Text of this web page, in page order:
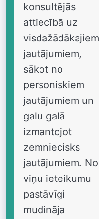
konsultējās
attiecībā uz
visdažādākajiem
jautājumiem,
sākot no
personiskiem
jautājumiem un
galu galā
izmantojot
zemniecisks
jautājumiem. No
viņu ieteikumu
pastāvīgi
mudināja